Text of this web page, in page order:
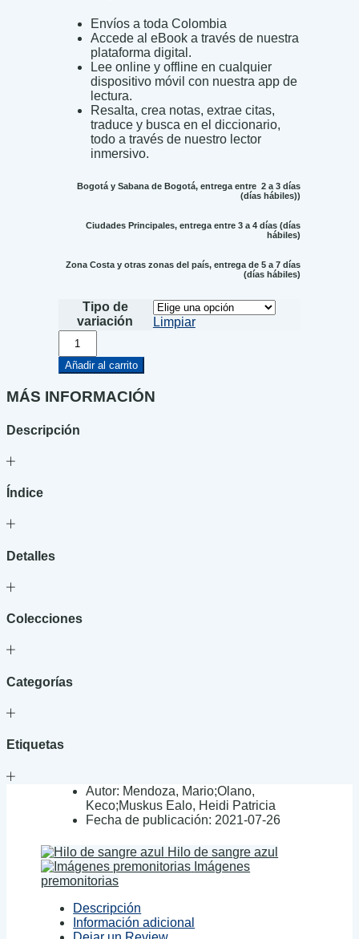
Envíos a toda Colombia
Accede al eBook a través de nuestra
plataforma digital.
Lee online y offline en cualquier
dispositivo móvil con nuestra app de
lectura.
Resalta, crea notas, extrae citas,
traduce y busca en el diccionario,
todo a través de nuestro lector
inmersivo.
Bogotá y Sabana de Bogotá, entrega entre 2 a 3 días
(días hábiles))
Ciudades Principales, entrega entre 3 a 4 días (días
hábiles)
Zona Costa y otras zonas del país, entrega de 5 a 7 días
(días hábiles)
Tipo de
variación
Limpiar
Homo
Capensis
cantidad
Añadir al carrito
MÁS INFORMACIÓN
Descripción
Índice
Detalles
Colecciones
Categorías
Etiquetas
Autor: Mendoza, Mario;Olano,
Keco;Muskus Ealo, Heidi Patricia
Fecha de publicación: 2021-07-26
Hilo de sangre azul
Imágenes
premonitorias
Descripción
Información adicional